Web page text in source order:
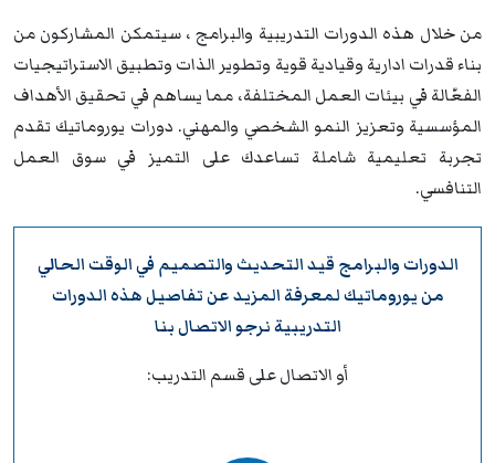
من خلال هذه الدورات التدريبية والبرامج ، سيتمكن المشاركون من
بناء قدرات ادارية وقيادية قوية وتطوير الذات وتطبيق الاستراتيجيات
الفعّالة في بيئات العمل المختلفة، مما يساهم في تحقيق الأهداف
المؤسسية وتعزيز النمو الشخصي والمهني. دورات يوروماتيك تقدم
تجربة تعليمية شاملة تساعدك على التميز في سوق العمل
التنافسي.
الدورات والبرامج قيد التحديث والتصميم في الوقت الحالي
منيوروماتيكلمعرفة المزيد عن تفاصيل هذه الدورات
التدريبية نرجوالاتصال بنا
أو الاتصال على قسم التدريب: